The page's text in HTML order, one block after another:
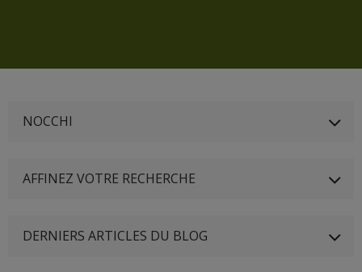
NOCCHI
AFFINEZ VOTRE RECHERCHE
DERNIERS ARTICLES DU BLOG